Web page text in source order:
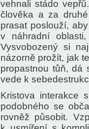
vehnali stádo
člověka a za
prasat poslouží,
v náhradní
Vysvobozený si
názorně prožít, jak
propastnou tůň, dá
vede k
Kristova interakce
podobného se
rovněž působit.